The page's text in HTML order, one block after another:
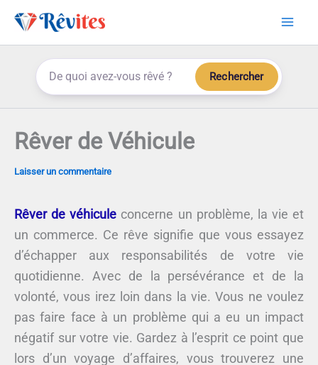
Aller
Rechercher
Rêver de Véhicule
Laisser un commentaire
Rêver de véhicule concerne un problème, la vie et
un commerce. Ce rêve signifie que vous essayez
d’échapper aux responsabilités de votre vie
quotidienne. Avec de la persévérance et de la
volonté, vous irez loin dans la vie. Vous ne voulez
pas faire face à un problème qui a eu un impact
négatif sur votre vie. Gardez à l’esprit ce point que
lors d’un voyage d’affaires, vous trouverez une